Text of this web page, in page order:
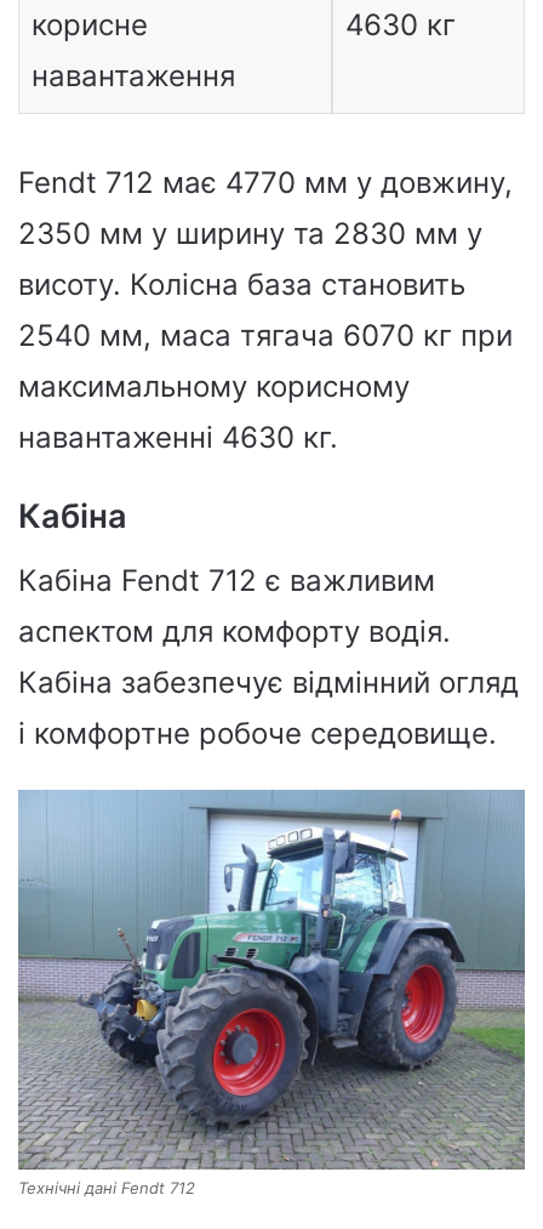
корисне
навантаження
4630 кг
Fendt 712 має 4770 мм у довжину,
2350 мм у ширину та 2830 мм у
висоту. Колісна база становить
2540 мм, маса тягача 6070 кг при
максимальному корисному
навантаженні 4630 кг.
Кабіна
Кабіна Fendt 712 є важливим
аспектом для комфорту водія.
Кабіна забезпечує відмінний огляд
і комфортне робоче середовище.
Технічні дані Fendt 712